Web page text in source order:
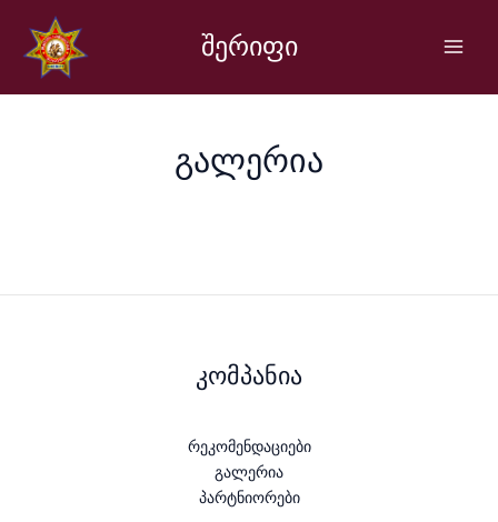
content
შერიფი
გალერია
კომპანია
რეკომენდაციები
გალერია
პარტნიორები